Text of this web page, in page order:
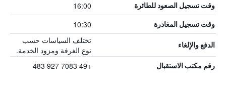
وقت تسجيل الصعود للطائرة 16:00
وقت تسجيل المغادرة 10:30
الدفع والإلغاء
تختلف السياسات حسب
نوع الغرفة ومزود الخدمة.
رقم مكتب الاستقبال +49 7083 927 483